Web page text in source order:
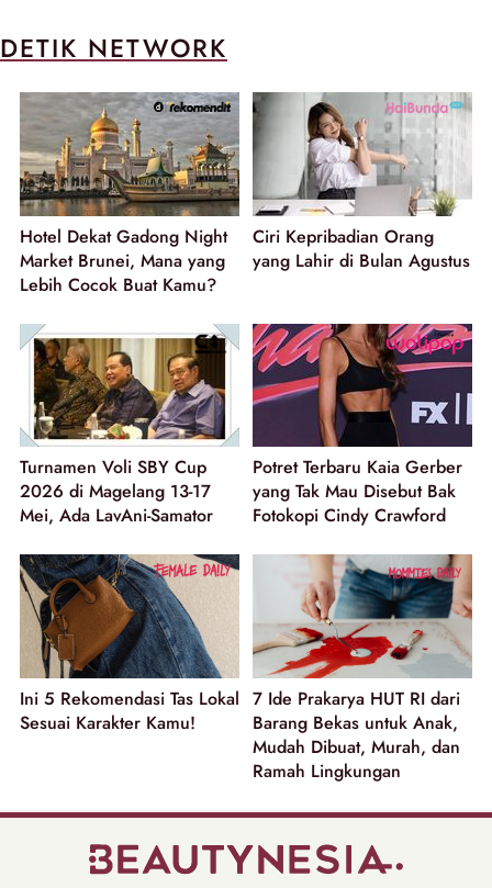
DETIK NETWORK
Hotel Dekat Gadong Night
Market Brunei, Mana yang
Lebih Cocok Buat Kamu?
Ciri Kepribadian Orang
yang Lahir di Bulan Agustus
Turnamen Voli SBY Cup
2026 di Magelang 13-17
Mei, Ada LavAni-Samator
Potret Terbaru Kaia Gerber
yang Tak Mau Disebut Bak
Fotokopi Cindy Crawford
Ini 5 Rekomendasi Tas Lokal
Sesuai Karakter Kamu!
7 Ide Prakarya HUT RI dari
Barang Bekas untuk Anak,
Mudah Dibuat, Murah, dan
Ramah Lingkungan